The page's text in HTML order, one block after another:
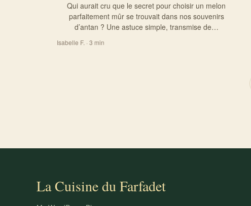
Qui aurait cru que le secret pour choisir un melon
parfaitement mûr se trouvait dans nos souvenirs
d’antan ? Une astuce simple, transmise de…
Isabelle F. · 3 min
La Cuisine du Farfadet